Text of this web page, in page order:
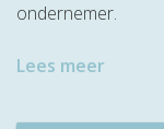
ondernemer.
Lees meer